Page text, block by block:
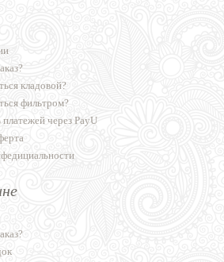
кладовой?
фильтром?
платежей через PayU